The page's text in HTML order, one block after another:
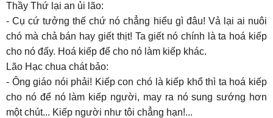
Thầy Thứ lại an ủi lão:
- Cụ cứ tưởng thế chứ nó chẳng hiểu gì đâu! Vả lại ai nuôi
chó mà chả bán hay giết thịt! Ta giết nó chính là ta hoá kiếp
cho nó đấy. Hoá kiếp để cho nó làm kiếp khác.
Lão Hạc chua chát bảo:
- Ông giáo nói phải! Kiếp con chó là kiếp khổ thì ta hoá kiếp
cho nó để nó làm kiếp người, may ra nó sung sướng hơn
một chút... Kiếp người như tôi chẳng hạn!...